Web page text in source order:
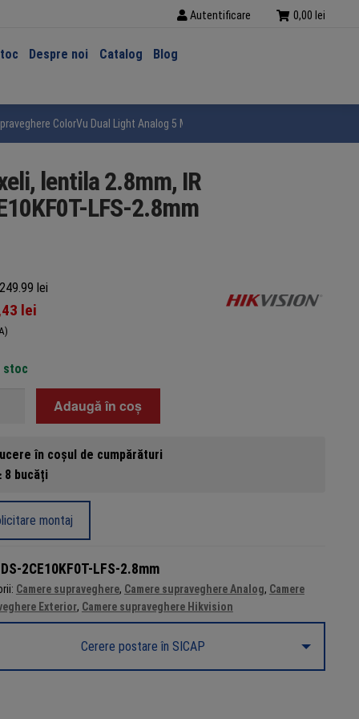
Autentificare 0,00 lei
Despre noi Catalog
Blog
ColorVu Dual Light Analog 5 Megapixeli, lentila 2.8mm, IR 20m,
lentila 2.8mm, IR
LFS-2.8mm
lei
lei
stoc
Adaugă în coș
în coșul de cumpărături
8 bucăți
montaj
DS-2CE10KF0T-LFS-2.8mm
Camere supraveghere, Camere supraveghere Analog, Camere
Exterior, Camere supraveghere Hikvision
Cerere postare în SICAP